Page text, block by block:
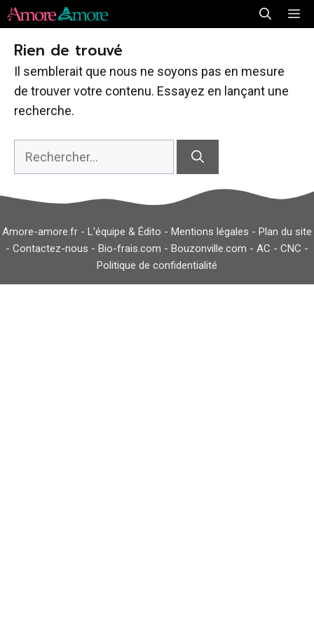
Aller
au
contenu
Rien de trouvé
Il semblerait que nous ne soyons pas en mesure
de trouver votre contenu. Essayez en lançant une
recherche.
Rechercher :
Amore-amore.fr - L'équipe & Édito - Mentions légales - Plan du site
- Contactez-nous - Bio-frais.com - Bouzonville.com - AC - CNC -
Politique de confidentialité